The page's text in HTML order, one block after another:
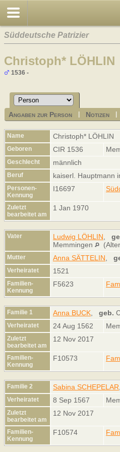
Süddeutsche Patrizier
Christoph* LÖHLIN
1536 -
Angaben zur Person Notizen
Name Christoph* LÖHLIN
Geboren CIR 1536
Geschlecht männlich
Beruf kaiserl. Hauptmann
Personen-
Kennung
I16697
Zuletzt
bearbeitet am
1 Jan 1970
Vater Ludwig LÖHLIN
Memmingen
Mutter Anna SÄTTELIN
Verheiratet 1521
Familien-
Kennung
F5623
Familie 1 Anna BUCK geb.
Verheiratet 24 Aug 1562
Zuletzt
bearbeitet am
12 Nov 2017
Familien-
Kennung
F10573
Familie 2 Sabina SCHEPELAR
Verheiratet 8 Sep 1567
Zuletzt
bearbeitet am
12 Nov 2017
Familien-
Kennung
F10574